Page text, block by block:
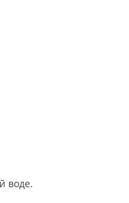
воде.